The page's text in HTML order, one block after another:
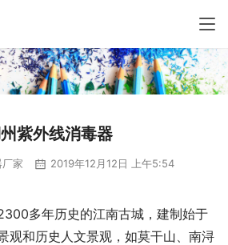
紫外线消毒器
家 2019年12月12日 上午5:54
多年历史的江南古城，建制始于
观和历史人文景观，如莫干山、南浔